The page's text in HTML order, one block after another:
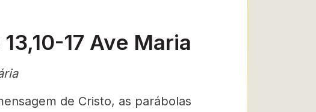
17 Ave Maria
de Cristo, as parábolas